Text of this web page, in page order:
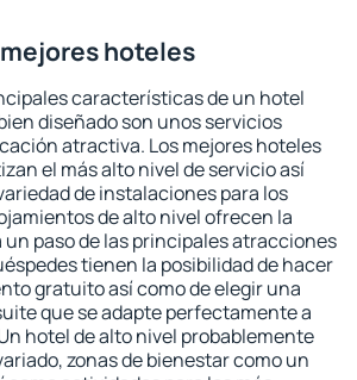
hoteles
características de un hotel
diseñado son unos servicios
atractiva. Los mejores hoteles
el más alto nivel de servicio así
de instalaciones para los
de alto nivel ofrecen la
paso de las principales atracciones
tienen la posibilidad de hacer
gratuito así como de elegir una
que se adapte perfectamente a
hotel de alto nivel probablemente
zonas de bienestar como un